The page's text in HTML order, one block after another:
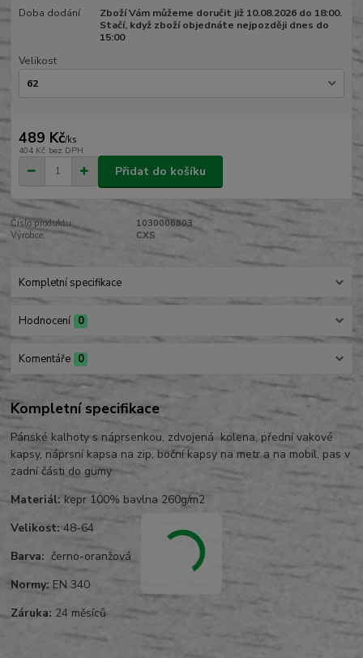
Doba dodání
Zboží Vám můžeme doručit již 10.08.2026 do 18:00.
Stačí, když zboží objednáte nejpozději dnes do
15:00
Velikost
489 Kč/ks
404 Kč bez DPH
Přidat do košíku
Číslo produktu:
1030006803
Výrobce:
CXS
Kompletní specifikace
Hodnocení 0
Komentáře 0
Kompletní specifikace
Pánské kalhoty s náprsenkou, zdvojená kolena, přední vakové
kapsy, náprsní kapsa na zip, boční kapsy na metr a na mobil, pas v
zadní části do gumy
Materiál: kepr 100% bavlna 260g/m2
Velikost: 48-64
Barva: černo-oranžová
Normy: EN 340
Záruka: 24 měsíců